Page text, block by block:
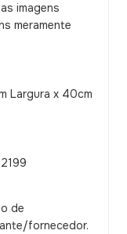
imagens
meramente
Largura x 40cm
de
fornecedor.